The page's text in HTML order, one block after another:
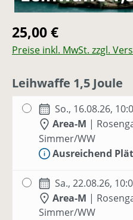
Regulärer Preis:
25,00 €
Preise inkl. MwSt. zzgl.
Leihwaffe 1,5 Joule
So., 16.08.26,
Area-M |
Simmer/WW
Ausreichend
Sa., 22.08.26,
Area-M |
Simmer/WW